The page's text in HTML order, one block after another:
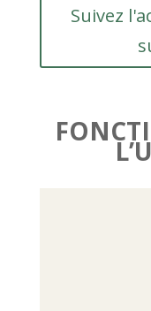
Suivez